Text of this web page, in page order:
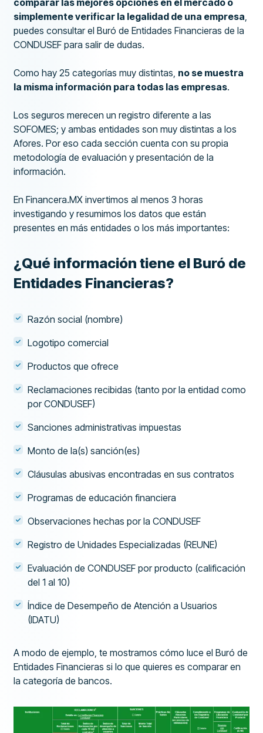
comparar las mejores opciones en el mercado o
simplemente verificar la legalidad de una empresa,
puedes consultar el Buró de Entidades Financieras de la
CONDUSEF para salir de dudas.
Como hay 25 categorías muy distintas, no se muestra
la misma información para todas las empresas.
Los seguros merecen un registro diferente a las
SOFOMES; y ambas entidades son muy distintas a los
Afores. Por eso cada sección cuenta con su propia
metodología de evaluación y presentación de la
información.
En Financera.MX invertimos al menos 3 horas
investigando y resumimos los datos que están
presentes en más entidades o los más importantes:
¿Qué información tiene el Buró de
Entidades Financieras?
Razón social (nombre)
Logotipo comercial
Productos que ofrece
Reclamaciones recibidas (tanto por la entidad como
por CONDUSEF)
Sanciones administrativas impuestas
Monto de la(s) sanción(es)
Cláusulas abusivas encontradas en sus contratos
Programas de educación financiera
Observaciones hechas por la CONDUSEF
Registro de Unidades Especializadas (REUNE)
Evaluación de CONDUSEF por producto (calificación
del 1 al 10)
Índice de Desempeño de Atención a Usuarios
(IDATU)
A modo de ejemplo, te mostramos cómo luce el Buró de
Entidades Financieras si lo que quieres es comparar en
la categoría de bancos.